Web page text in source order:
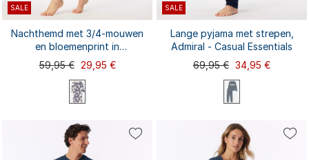
SALE
L XXL
Nachthemd met 3/4-mouwen
en bloemenprint in
verschillende kleuren - Comfort
Nightwear
59,95 € 29,95 €
SALE
L
Lange pyjama met strepen,
Admiral - Casual Essentials
69,95 € 34,95 €